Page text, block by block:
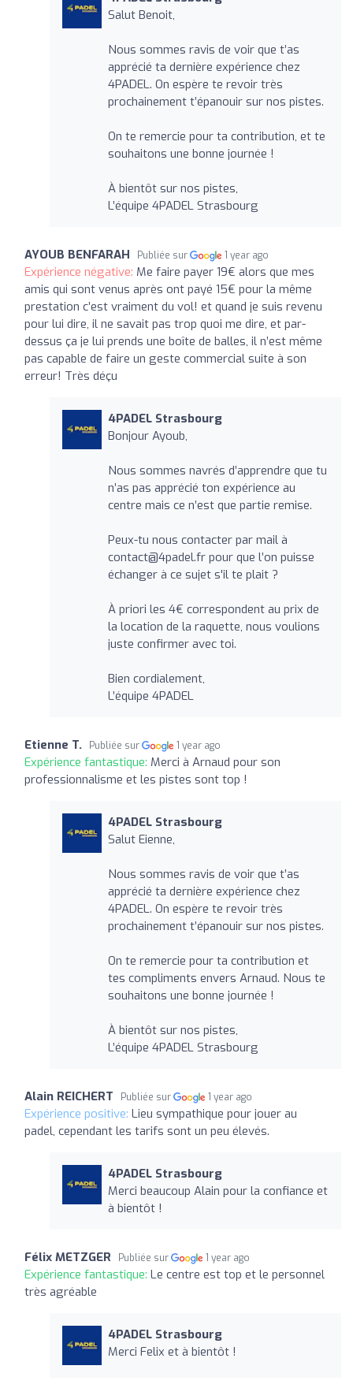
Salut Benoit,
Nous sommes ravis de voir que t’as
apprécié ta dernière expérience chez
4PADEL. On espère te revoir très
prochainement t’épanouir sur nos pistes.
On te remercie pour ta contribution, et te
souhaitons une bonne journée !
À bientôt sur nos pistes,
L’équipe 4PADEL Strasbourg
AYOUB BENFARAH Publiée sur 1 year ago
Expérience négative: Me faire payer 19€ alors que mes
amis qui sont venus après ont payé 15€ pour la même
prestation c’est vraiment du vol! et quand je suis revenu
pour lui dire, il ne savait pas trop quoi me dire, et par-
dessus ça je lui prends une boîte de balles, il n’est même
pas capable de faire un geste commercial suite à son
erreur! Très déçu
4PADEL Strasbourg
Bonjour Ayoub,
Nous sommes navrés d’apprendre que tu
n’as pas apprécié ton expérience au
centre mais ce n’est que partie remise.
Peux-tu nous contacter par mail à
contact@4padel.frpour que l’on puisse
échanger à ce sujet s'il te plait ?
À priori les 4€ correspondent au prix de
la location de la raquette, nous voulions
juste confirmer avec toi.
Bien cordialement,
L’équipe 4PADEL
Etienne T. Publiée sur 1 year ago
Expérience fantastique: Merci à Arnaud pour son
professionnalisme et les pistes sont top !
4PADEL Strasbourg
Salut Eienne,
Nous sommes ravis de voir que t’as
apprécié ta dernière expérience chez
4PADEL. On espère te revoir très
prochainement t’épanouir sur nos pistes.
On te remercie pour ta contribution et
tes compliments envers Arnaud. Nous te
souhaitons une bonne journée !
À bientôt sur nos pistes,
L’équipe 4PADEL Strasbourg
Alain REICHERT Publiée sur 1 year ago
Expérience positive: Lieu sympathique pour jouer au
padel, cependant les tarifs sont un peu élevés.
4PADEL Strasbourg
Merci beaucoup Alain pour la confiance et
à bientôt !
Félix METZGER Publiée sur 1 year ago
Expérience fantastique: Le centre est top et le personnel
très agréable
4PADEL Strasbourg
Merci Felix et à bientôt !